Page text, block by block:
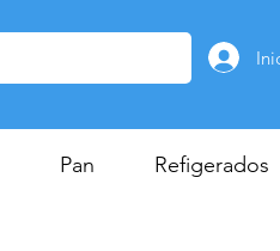
Pan Refigerados